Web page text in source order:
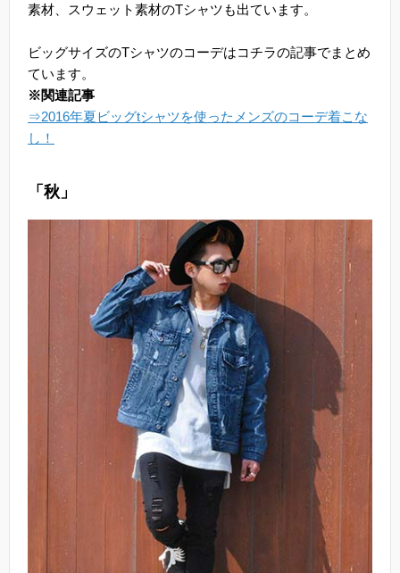
素材、スウェット素材のTシャツも出ています。
ビッグサイズのTシャツのコーデはコチラの記事でまとめ
ています。
※関連記事
⇒2016年夏ビッグtシャツを使ったメンズのコーデ着こな
し！
「秋」